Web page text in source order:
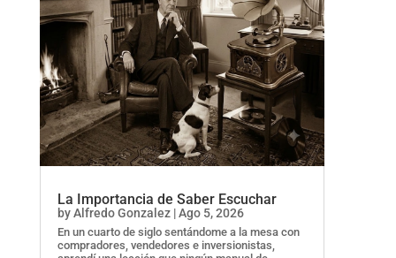
La Importancia de Saber Escuchar
byAlfredo Gonzalez|Ago 5, 2026
En un cuarto de siglo sentándome a la mesa con
compradores, vendedores e inversionistas,